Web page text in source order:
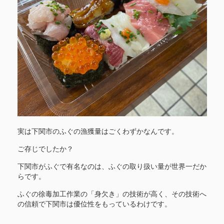
実は下関市のふぐの漁獲量はごくわずかなんです。
ご存じでしたか？
下関市がふぐで有名なのは、ふぐの取り扱い量が世界一だか
らです。
ふぐの徐毒加工作業の「身欠き」の技術が高く、その技術へ
の信頼で下関市は優位性をもっているわけです。